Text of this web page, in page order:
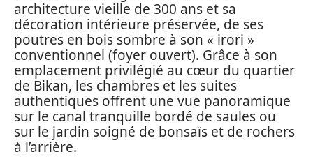
architecture vieille de 300 ans et sa
décoration intérieure préservée, de ses
poutres en bois sombre à son « irori »
conventionnel (foyer ouvert). Grâce à son
emplacement privilégié au cœur du quartier
de Bikan, les chambres et les suites
authentiques offrent une vue panoramique
sur le canal tranquille bordé de saules ou
sur le jardin soigné de bonsaïs et de rochers
à l’arrière.